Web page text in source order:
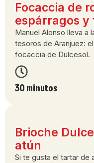
Focaccia de
espárragos y
Manuel Alonso lleva a
tesoros de Aranjuez:
focaccia de Dulcesol.
30 minutos
Brioche
atún
Si te gusta el tartar de